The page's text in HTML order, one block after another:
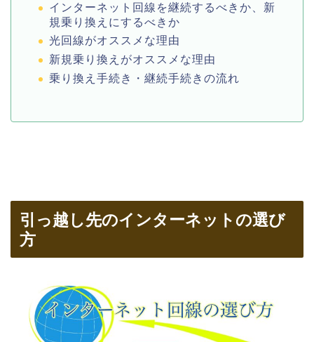
インターネット回線を継続するべきか、新
規乗り換えにするべきか
光回線がオススメな理由
新規乗り換えがオススメな理由
乗り換え手続き・継続手続きの流れ
引っ越し先のインターネットの選び
方